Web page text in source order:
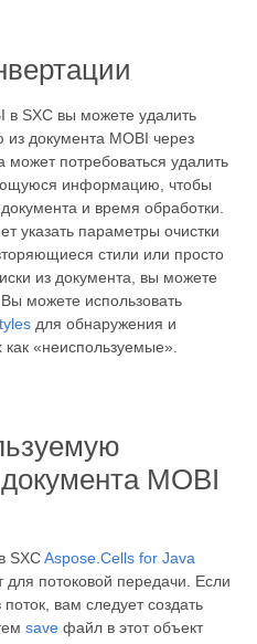
в SXC вы можете удалить
документа MOBI через
может потребоваться удалить
информацию, чтобы
и время обработки.
указать параметры очистки
стили или просто
из документа, вы можете
Вы можете использовать
для обнаружения и
«неиспользуемые».
MOBI
SXCAspose.Cells for Java
для потоковой передачи. Если
вам следует создать
save файл в этот объект